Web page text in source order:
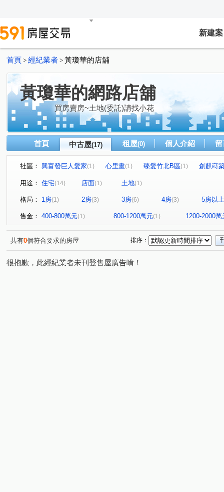
新建案
首頁 > 經紀業者 > 黃瓊華的店舖
黃瓊華的網路店舖
買房賣房~土地(委託)請找小花
首頁 中古屋(17) 租屋(0) 個人介紹
社區： 興富發巨人愛家(1) 心里畫(1) 臻愛竹北B區(1)
創麒蒔
大河戀
上境 微風名園
日興一街 自強路二段 (1) 東大路二段(1) 興隆路一段
福德街(1) 文德六街 中華路(1) 勝利八街一段 (1)
光明九路(1) 新光一街(1)
用途： 住宅(14) 店面(1) 土地(1)
格局： 1房(1) 2房(3) 3房(6) 4房(3) 5房以上
售金： 400-800萬元(1) 800-1200萬元(1) 1200-2000萬
共有0個符合要求的房屋 排序：
很抱歉，此經紀業者未刊登售屋廣告唷！